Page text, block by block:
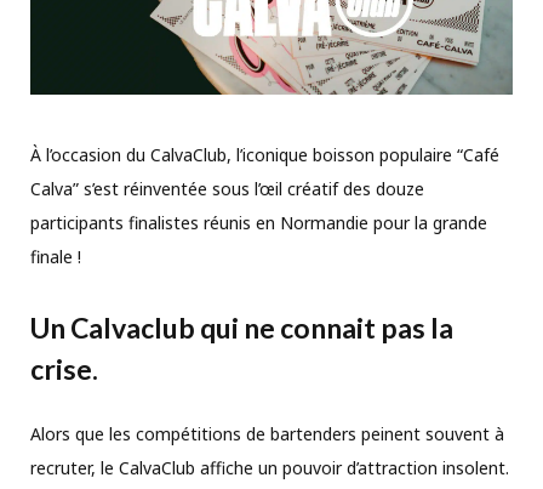
À l’occasion du CalvaClub, l’iconique boisson populaire “Café
Calva” s’est réinventée sous l’œil créatif des douze
participants finalistes réunis en Normandie pour la grande
finale !
Un Calvaclub qui ne connait pas la
crise.
Alors que les compétitions de bartenders peinent souvent à
recruter, le CalvaClub affiche un pouvoir d’attraction insolent.